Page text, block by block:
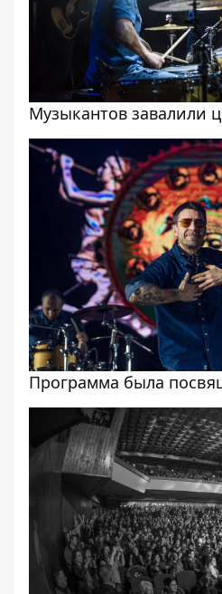
Музыкантов завалили
Программа была